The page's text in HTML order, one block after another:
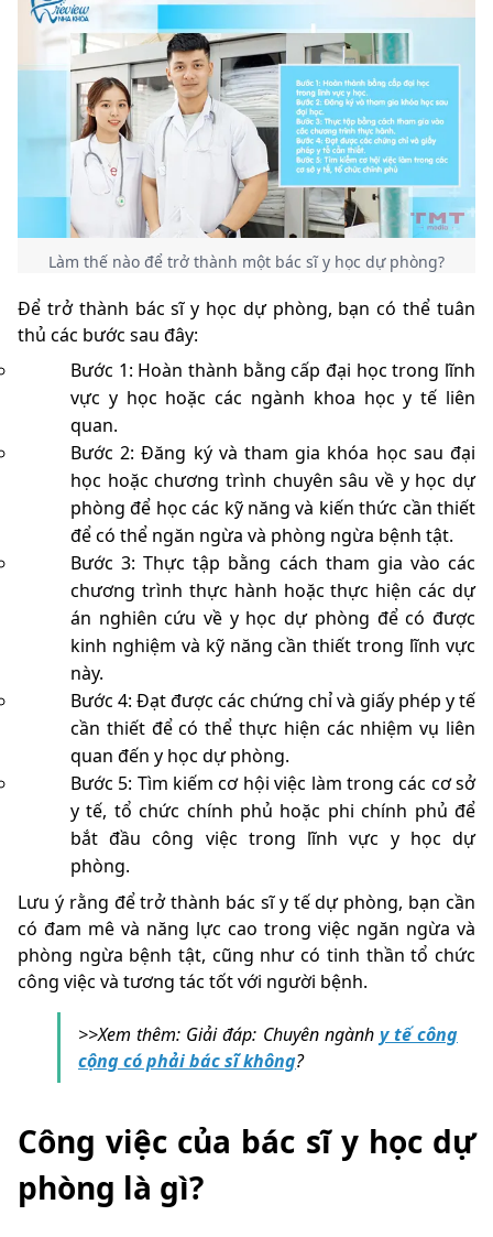
Làm thế nào để trở thành một bác sĩ y học dự phòng?
Để trở thành bác sĩ y học dự phòng, bạn có thể tuân
thủ các bước sau đây:
Bước 1: Hoàn thành bằng cấp đại học trong lĩnh
vực y học hoặc các ngành khoa học y tế liên
quan.
Bước 2: Đăng ký và tham gia khóa học sau đại
học hoặc chương trình chuyên sâu về y học dự
phòng để học các kỹ năng và kiến thức cần thiết
để có thể ngăn ngừa và phòng ngừa bệnh tật.
Bước 3: Thực tập bằng cách tham gia vào các
chương trình thực hành hoặc thực hiện các dự
án nghiên cứu về y học dự phòng để có được
kinh nghiệm và kỹ năng cần thiết trong lĩnh vực
này.
Bước 4: Đạt được các chứng chỉ và giấy phép y tế
cần thiết để có thể thực hiện các nhiệm vụ liên
quan đến y học dự phòng.
Bước 5: Tìm kiếm cơ hội việc làm trong các cơ sở
y tế, tổ chức chính phủ hoặc phi chính phủ để
bắt đầu công việc trong lĩnh vực y học dự
phòng.
Lưu ý rằng để trở thành bác sĩ y tế dự phòng, bạn cần
có đam mê và năng lực cao trong việc ngăn ngừa và
phòng ngừa bệnh tật, cũng như có tinh thần tổ chức
công việc và tương tác tốt với người bệnh.
>>Xem thêm: Giải đáp: Chuyên ngành y tế công
cộng có phải bác sĩ không?
Công việc của bác sĩ y học dự
phòng là gì?